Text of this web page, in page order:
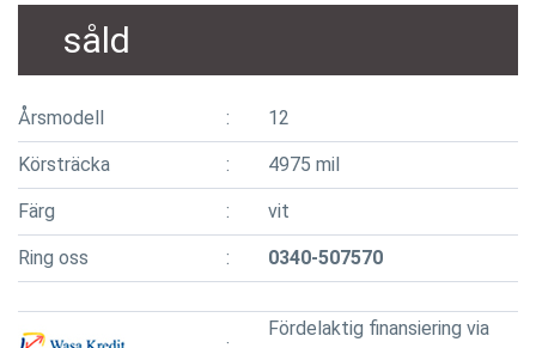
såld
Årsmodell 12
Körsträcka 4975 mil
Färg vit
Ring oss 0340-507570
Fördelaktig finansiering via